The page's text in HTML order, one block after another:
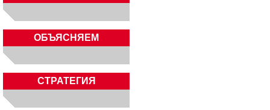
ОБЪЯСНЯЕМ
СТРАТЕГИЯ